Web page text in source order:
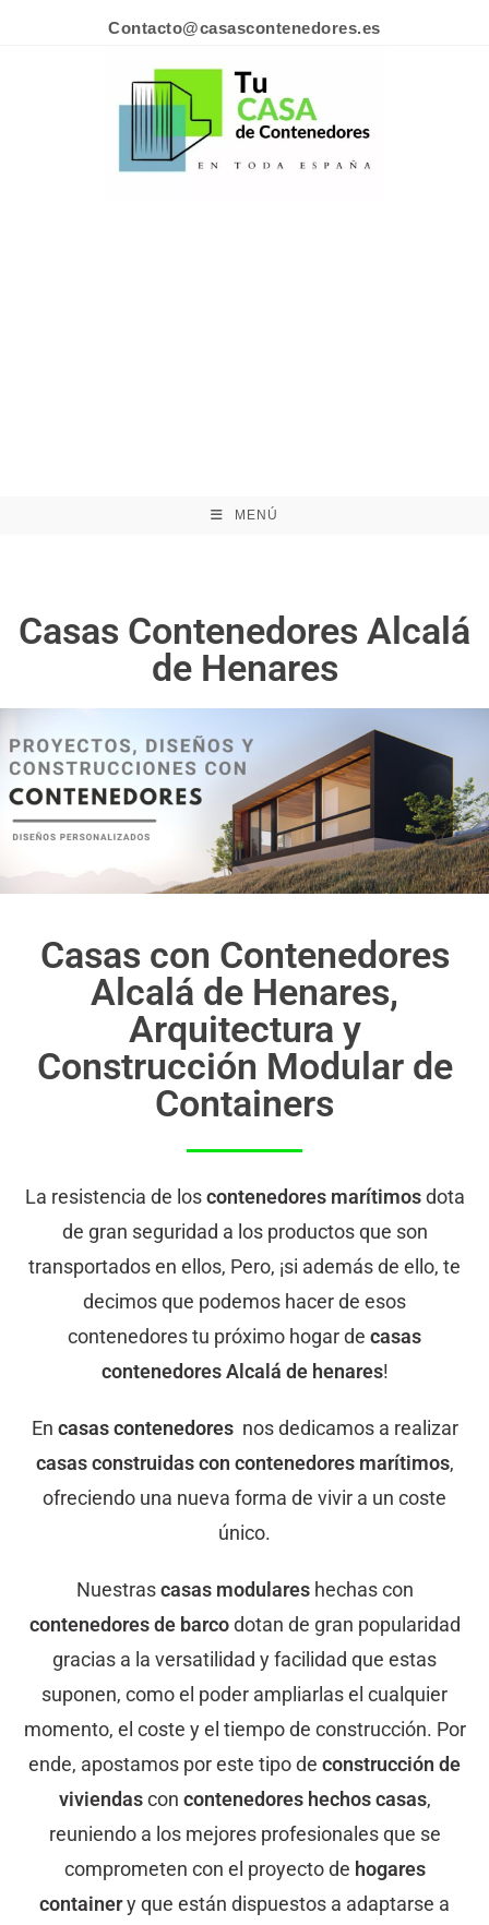
Contacto@casascontenedores.es
MENÚ
Casas Contenedores Alcalá
de Henares
Casas con Contenedores
Alcalá de Henares,
Arquitectura y
Construcción Modular de
Containers
La resistencia de loscontenedores marítimosdota
de gran seguridad a los productos que son
transportados en ellos, Pero, ¡si además de ello, te
decimos que podemos hacer de esos
contenedores tu próximo hogar de casas
contenedoresAlcalá de henares!
En casas contenedores nos dedicamos a realizar
casas construidas con contenedores marítimos,
ofreciendo una nueva forma de vivir a un coste
único.
Nuestrascasas modulareshechas con
contenedores de barcodotan de gran popularidad
gracias a la versatilidad y facilidad que estas
suponen, como el poder ampliarlas el cualquier
momento, el coste y el tiempo de construcción. Por
ende, apostamos por este tipo de construcción de
viviendascon contenedores hechos casas,
reuniendo a los mejores profesionales que se
comprometen con el proyecto de hogares
containery que están dispuestos a adaptarse a